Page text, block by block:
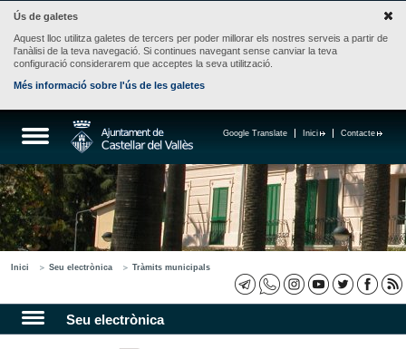
Ús de galetes
Aquest lloc utilitza galetes de tercers per poder millorar els nostres serveis a partir de
l'anàlisi de la teva navegació. Si continues navegant sense canviar la teva
configuració considerarem que acceptes la seva utilització.
Més informació sobre l'ús de les galetes
Contacte
Inici
Google Translate
Inici Seu electrònica Tràmits municipals
Seu electrònica